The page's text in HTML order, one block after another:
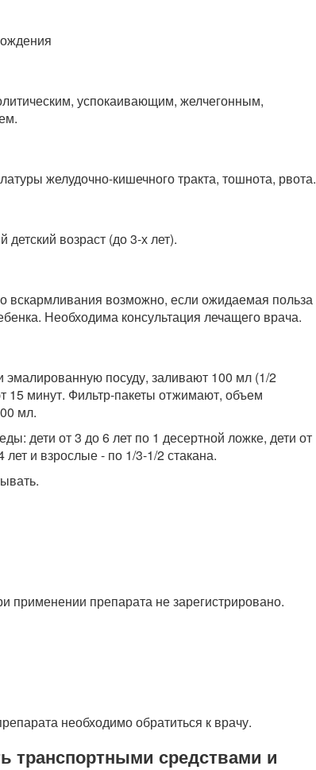
успокаивающим, желчегонным,
желудочно-кишечного тракта, тошнота, рвота.
возраст (до 3-х лет).
вскармливания возможно, если ожидаемая польза
Необходима консультация лечащего врача.
посуду, заливают 100 мл (1/2
15 минут. Фильтр-пакеты отжимают, объем
мл.
дети от 3 до 6 лет по 1 десертной ложке, дети от
и взрослые - по 1/3-1/2 стакана.
применении препарата не зарегистрировано.
необходимо обратиться к врачу.
транспортными средствами и